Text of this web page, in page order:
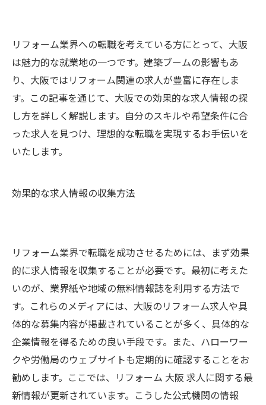
リフォーム業界への転職を考えている方にとって、大阪
は魅力的な就業地の一つです。建築ブームの影響もあ
り、大阪ではリフォーム関連の求人が豊富に存在しま
す。この記事を通じて、大阪での効果的な求人情報の探
し方を詳しく解説します。自分のスキルや希望条件に合
った求人を見つけ、理想的な転職を実現するお手伝いを
いたします。
効果的な求人情報の収集方法
リフォーム業界で転職を成功させるためには、まず効果
的に求人情報を収集することが必要です。最初に考えた
いのが、業界紙や地域の無料情報誌を利用する方法で
す。これらのメディアには、大阪のリフォーム求人や具
体的な募集内容が掲載されていることが多く、具体的な
企業情報を得るための良い手段です。また、ハローワー
クや労働局のウェブサイトも定期的に確認することをお
勧めします。ここでは、リフォーム 大阪 求人に関する最
新情報が更新されています。こうした公式機関の情報